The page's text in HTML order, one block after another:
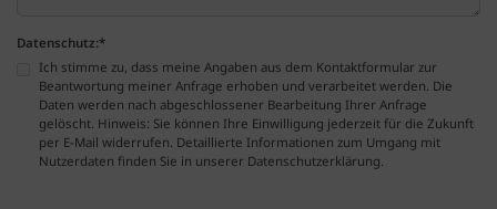
Datenschutz:*
Ich stimme zu, dass meine Angaben aus dem Kontaktformular zur
Beantwortung meiner Anfrage erhoben und verarbeitet werden. Die
Daten werden nach abgeschlossener Bearbeitung Ihrer Anfrage
gelöscht. Hinweis: Sie können Ihre Einwilligung jederzeit für die Zukunft
per E-Mail widerrufen. Detaillierte Informationen zum Umgang mit
Nutzerdaten finden Sie in unserer Datenschutzerklärung.